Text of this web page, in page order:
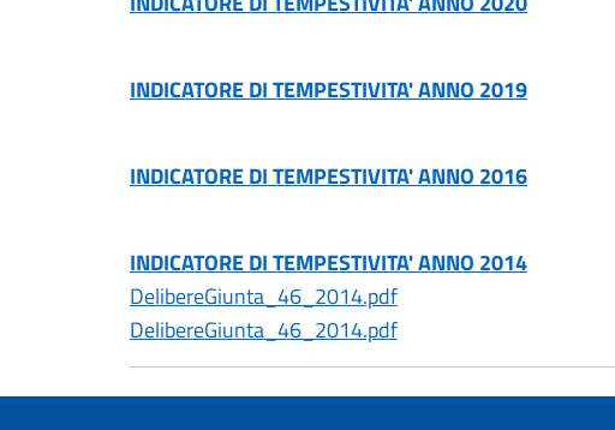
INDICATORE DI TEMPESTIVITA' ANNO 2019
INDICATORE DI TEMPESTIVITA' ANNO 2016
INDICATORE DI TEMPESTIVITA' ANNO 2014
DelibereGiunta_46_2014.pdf
DelibereGiunta_46_2014.pdf